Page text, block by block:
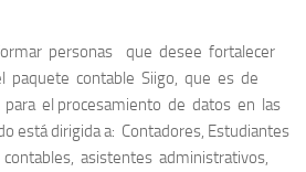
personas que desee fortalecer
paquete contable Siigo, que es de
el procesamiento de datos en las
está dirigida a: Contadores, Estudiantes
asistentes administrativos,